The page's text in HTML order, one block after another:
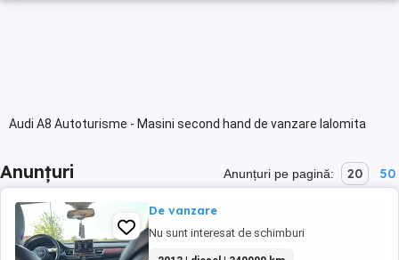
Audi A8 Autoturisme - Masini second hand de vanzare Ialomita
Anunțuri Anunțuri pe pagină: 20 50
De vanzare
Nu sunt interesat de schimburi